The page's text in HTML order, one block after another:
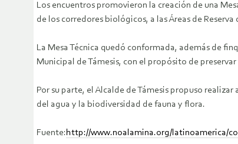
Los encuentros promovieron la creación de una
de los corredores biológicos, a las Áreas de
La Mesa Técnica quedó conformada, además de
Municipal de Támesis, con el propósito de
Por su parte, el Alcalde de Támesis propuso
del agua y la biodiversidad de fauna y flora.
Fuente:http://www.noalamina.org/latinoamerica/